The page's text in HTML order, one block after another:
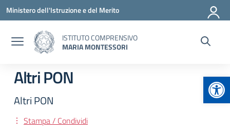
Vai ai contenuti
Vai al menu di navigazione
Vai al footer
Ministero dell'Istruzione e del Merito
ISTITUTO COMPRENSIVO
MARIA MONTESSORI
Altri PON
Altri PON
Stampa / Condividi